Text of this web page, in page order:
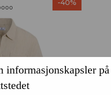
-40%
informasjonskapsler